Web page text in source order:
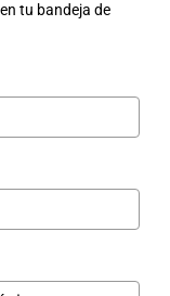
tu bandeja de